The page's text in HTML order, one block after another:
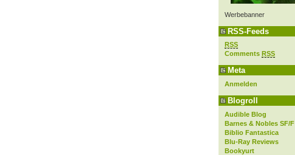
Werbebanner
RSS-Feeds
RSS
Comments RSS
Meta
Anmelden
Blogroll
Audible Blog
Barnes & Nobles SF/F
Biblio Fantastica
Blu-Ray Reviews
Bookyurt